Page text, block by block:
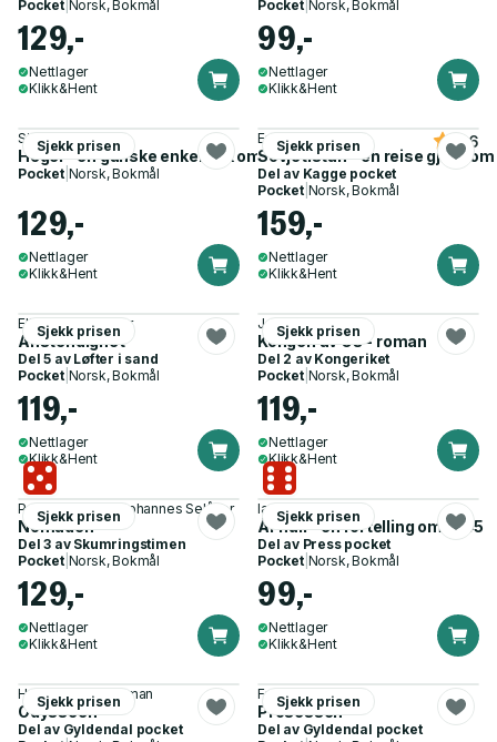
Pocket| Norsk, Bokmål
129,-
Nettlager
Klikk&Hent
Pocket| Norsk, Bokmål
99,-
Nettlager
Klikk&Hent
Sjekk prisen
Sigurd Hverven
Hegel - en ganske enkel bok om en vanskelig filosof
Pocket| Norsk, Bokmål
129,-
Nettlager
Klikk&Hent
Sjekk prisen
Erika Fatland
Sovjetistan - en reise
4.6
Del av Kagge pocket
Pocket| Norsk, Bokmål
159,-
Nettlager
Klikk&Hent
Sjekk prisen
Elisabeth Hammer
Anstendighet
Del 5 av Løfter i sand
Pocket| Norsk, Bokmål
119,-
Nettlager
Klikk&Hent
Sjekk prisen
Jo Nesbø
Kongen av Os - roman
Del 2 av Kongeriket
Pocket| Norsk, Bokmål
119,-
Nettlager
Klikk&Hent
Sjekk prisen
Pascal Engman, Johannes Selåker
Nomaden
Del 3 av Skumringstimen
Pocket| Norsk, Bokmål
129,-
Nettlager
Klikk&Hent
Sjekk prisen
Ian Buruma
År null - en fortelling om 1945
Del av Press pocket
Pocket| Norsk, Bokmål
99,-
Nettlager
Klikk&Hent
Sjekk prisen
Homer, John Flaxman
Odysseen
Del av Gyldendal pocket
Sjekk prisen
Franz Kafka
Prosessen
Del av Gyldendal pocket